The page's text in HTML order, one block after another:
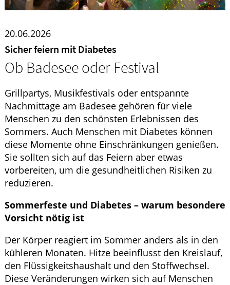
20.06.2026
Sicher feiern mit Diabetes
Ob Badesee oder Festival
Grillpartys, Musikfestivals oder entspannte
Nachmittage am Badesee gehören für viele
Menschen zu den schönsten Erlebnissen des
Sommers. Auch Menschen mit Diabetes können
diese Momente ohne Einschränkungen genießen.
Sie sollten sich auf das Feiern aber etwas
vorbereiten, um die gesundheitlichen Risiken zu
reduzieren.
Sommerfeste und Diabetes – warum besondere
Vorsicht nötig ist
Der Körper reagiert im Sommer anders als in den
kühleren Monaten. Hitze beeinflusst den Kreislauf,
den Flüssigkeitshaushalt und den Stoffwechsel.
Diese Veränderungen wirken sich auf Menschen